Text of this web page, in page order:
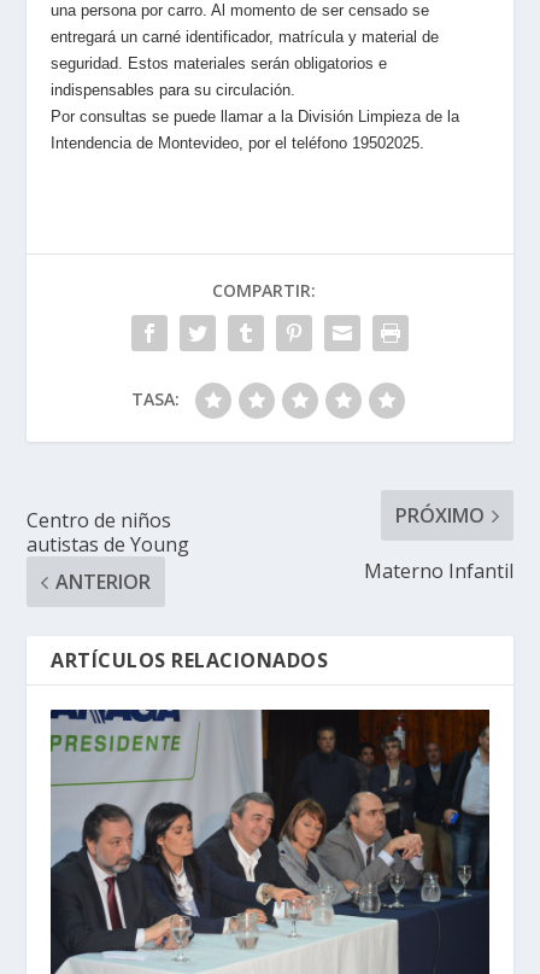
una persona por carro. Al momento de ser censado se
entregará un carné identificador, matrícula y material de
seguridad. Estos materiales serán obligatorios e
indispensables para su circulación.
Por consultas se puede llamar a la División Limpieza de la
Intendencia de Montevideo, por el teléfono 19502025.
COMPARTIR:
TASA:
Centro de niños
autistas de Young
ANTERIOR
PRÓXIMO
Materno Infantil
ARTÍCULOS RELACIONADOS